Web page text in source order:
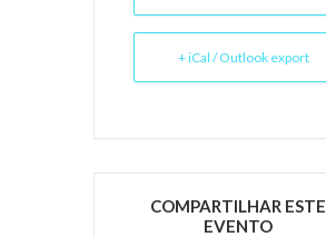
+ iCal / Outlook export
COMPARTILHAR ESTE
EVENTO